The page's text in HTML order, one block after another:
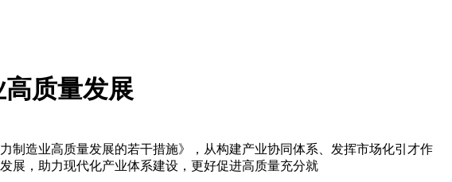
质量发展
制造业高质量发展的若干措施》，从构建产业协同体系、发挥市场化引才作
展，助力现代化产业体系建设，更好促进高质量充分就